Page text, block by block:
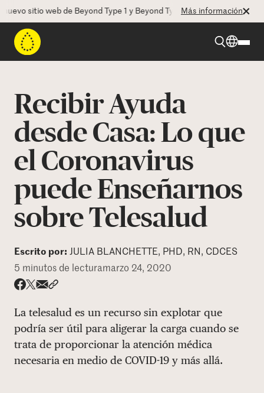
sitio web de Beyond Type 1 y Beyond Type 2! La CEO Deborah
Más información
Recursos
Programas
Recibir Ayuda
desde Casa: Lo que
el Coronavirus
puede Enseñarnos
sobre Telesalud
Escrito por: JULIA BLANCHETTE, PHD, RN, CDCES
5 minutos de lecturamarzo 24, 2020
La telesalud es un recurso sin explotar que
podría ser útil para aligerar la carga cuando se
trata de proporcionar la atención médica
necesaria en medio de COVID-19 y más allá.